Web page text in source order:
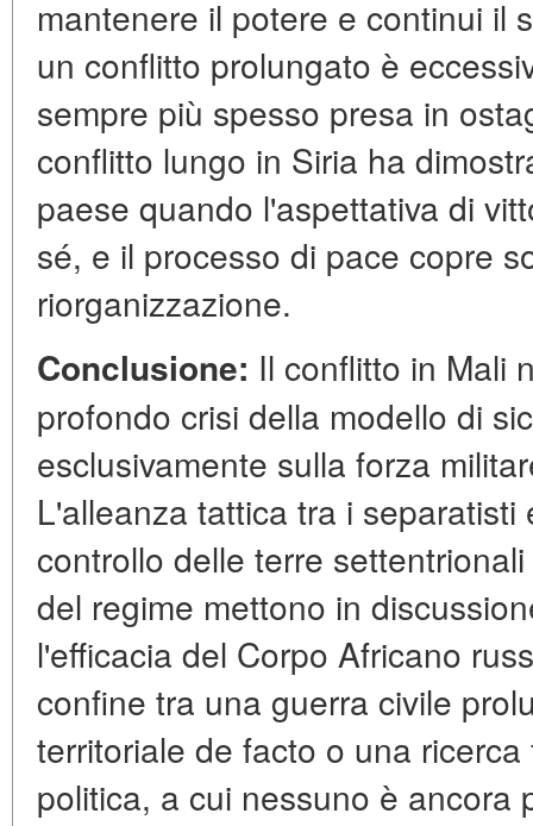
mantenere il potere e continui il
un conflitto prolungato è
sempre più spesso presa in
conflitto lungo in Siria ha
paese quando l'aspettativa di
sé, e il processo di pace copre
riorganizzazione.
Conclusione: Il conflitto in Mali
profondo crisi della modello di
esclusivamente sulla forza
L'alleanza tattica tra i
controllo delle terre
del regime mettono in
l'efficacia del Corpo Africano
confine tra una guerra civile
territoriale de facto o una
politica, a cui nessuno è ancora